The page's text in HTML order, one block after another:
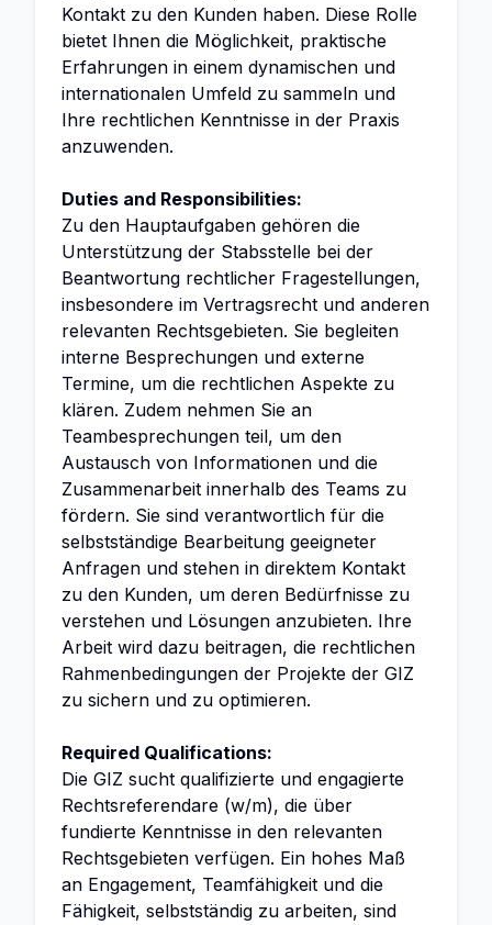
Kontakt zu den Kunden haben. Diese Rolle
bietet Ihnen die Möglichkeit, praktische
Erfahrungen in einem dynamischen und
internationalen Umfeld zu sammeln und
Ihre rechtlichen Kenntnisse in der Praxis
anzuwenden.
Duties and Responsibilities:
Zu den Hauptaufgaben gehören die
Unterstützung der Stabsstelle bei der
Beantwortung rechtlicher Fragestellungen,
insbesondere im Vertragsrecht und anderen
relevanten Rechtsgebieten. Sie begleiten
interne Besprechungen und externe
Termine, um die rechtlichen Aspekte zu
klären. Zudem nehmen Sie an
Teambesprechungen teil, um den
Austausch von Informationen und die
Zusammenarbeit innerhalb des Teams zu
fördern. Sie sind verantwortlich für die
selbstständige Bearbeitung geeigneter
Anfragen und stehen in direktem Kontakt
zu den Kunden, um deren Bedürfnisse zu
verstehen und Lösungen anzubieten. Ihre
Arbeit wird dazu beitragen, die rechtlichen
Rahmenbedingungen der Projekte der GIZ
zu sichern und zu optimieren.
Required Qualifications:
Die GIZ sucht qualifizierte und engagierte
Rechtsreferendare (w/m), die über
fundierte Kenntnisse in den relevanten
Rechtsgebieten verfügen. Ein hohes Maß
an Engagement, Teamfähigkeit und die
Fähigkeit, selbstständig zu arbeiten, sind